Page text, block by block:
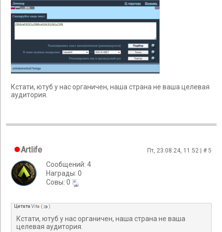
Кстати, ютуб у нас органичен, наша страна не ваша целевая
аудитория.
Artlife Пт, 23.08.24, 11:52 | #5
Сообщений: 4
Награды: 0
Cовы: 0
ЦитатаVita ( )
Кстати, ютуб у нас органичен, наша страна не ваша
целевая аудитория.